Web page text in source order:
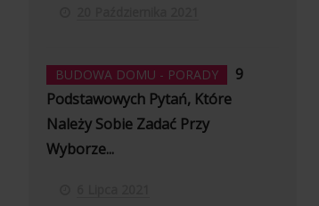
BUDOWA DOMU - PORADY
9
Podstawowych Pytań, Które
Należy Sobie Zadać Przy
Wyborze...